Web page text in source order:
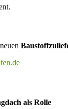
als Rolle